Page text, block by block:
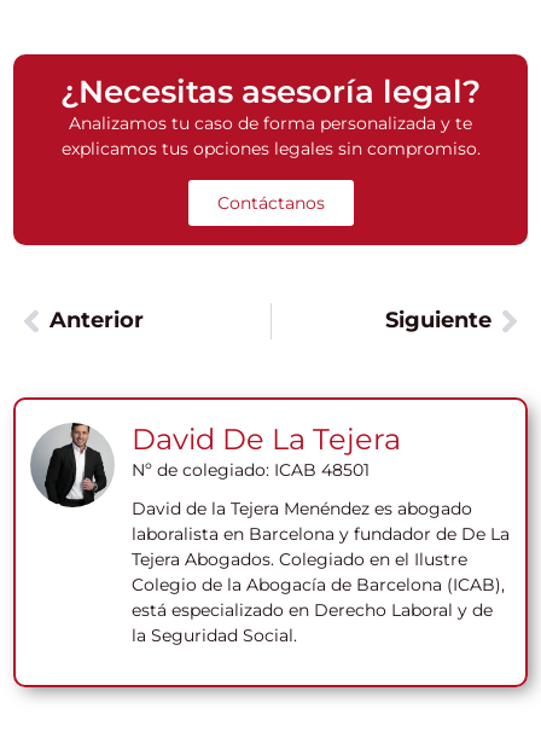
¿Necesitas asesoría legal?
Analizamos tu caso de forma personalizada y te
explicamos tus opciones legales sin compromiso.
Contáctanos
Anterior Siguiente
David De La Tejera
Nº de colegiado: ICAB 48501
David de la Tejera Menéndez es abogado
laboralista en Barcelona y fundador de De La
Tejera Abogados. Colegiado en el Ilustre
Colegio de la Abogacía de Barcelona (ICAB),
está especializado en Derecho Laboral y de
la Seguridad Social.